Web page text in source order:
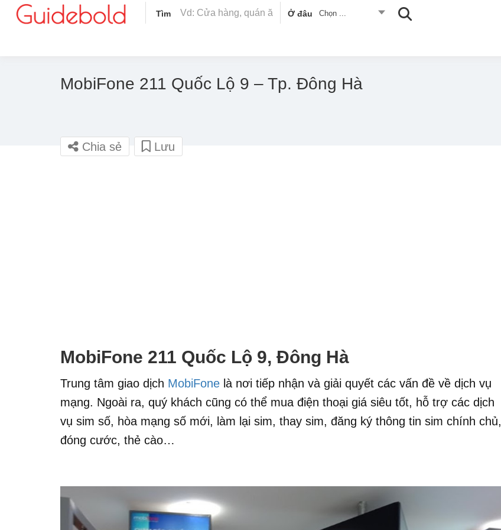
Tìm Ở đâu Chọn ...
MobiFone 211 Quốc Lộ 9 – Tp. Đông Hà
Chia sẻ Lưu
MobiFone 211 Quốc Lộ 9, Đông Hà
Trung tâm giao dịch MobiFone là nơi tiếp nhận và giải quyết các vấn đề về dịch vụ
mạng. Ngoài ra, quý khách cũng có thể mua điện thoại giá siêu tốt, hỗ trợ các dịch
vụ sim số, hòa mạng số mới, làm lại sim, thay sim, đăng ký thông tin sim chính chủ,
đóng cước, thẻ cào…